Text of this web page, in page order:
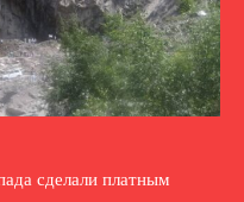
сделали платным